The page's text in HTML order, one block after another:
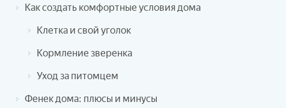
Как создать комфортные условия дома
Клетка и свой уголок
Кормление зверенка
Уход за питомцем
Фенек дома: плюсы и минусы